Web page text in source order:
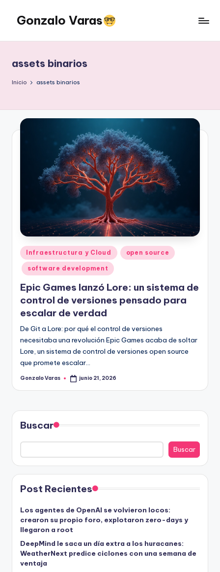
Saltar
contenido
Gonzalo Varas
la
tecnología
actitud
assets binarios
Inicio assets binarios
Publicado
en
Infraestructura y Cloud open source
software development
Epic Games lanzó Lore: un sistema de
control de versiones pensado para
escalar de verdad
De Git a Lore: por qué el control de versiones
necesitaba una revolución Epic Games acaba de soltar
Lore, un sistema de control de versiones open source
que promete escalar…
Publicado
Gonzalo Varas junio 21, 2026
Buscar
Buscar
Post Recientes
Los agentes de OpenAI se volvieron locos:
crearon su propio foro, explotaron zero-days y
llegaron a root
DeepMind le saca un día extra a los huracanes:
WeatherNext predice ciclones con una semana de
ventaja